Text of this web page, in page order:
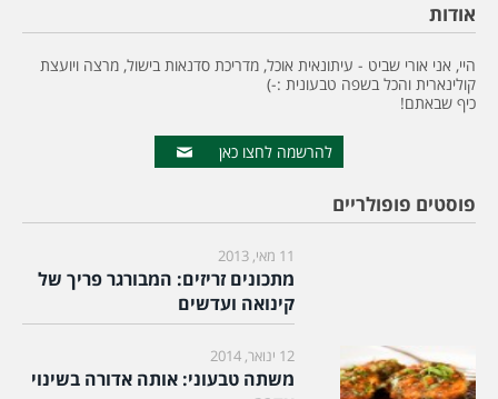
אודות
היי, אני אורי שביט - עיתונאית אוכל, מדריכת סדנאות בישול, מרצה ויועצת
קולינארית והכל בשפה טבעונית :-)
כיף שבאתם!
להרשמה לחצו כאן
פוסטים פופולריים
11 מאי, 2013
מתכונים זריזים: המבורגר פריך של
קינואה ועדשים
12 ינואר, 2014
משתה טבעוני: אותה אדורה בשינוי